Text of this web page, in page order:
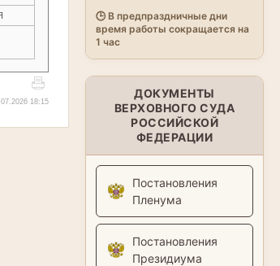
🕒 В предпраздничные дни
время работы сокращается на
1 час
ДОКУМЕНТЫ
ВЕРХОВНОГО СУДА
РОССИЙСКОЙ
ФЕДЕРАЦИИ
Постановления
Пленума
Постановления
Президиума
18:15